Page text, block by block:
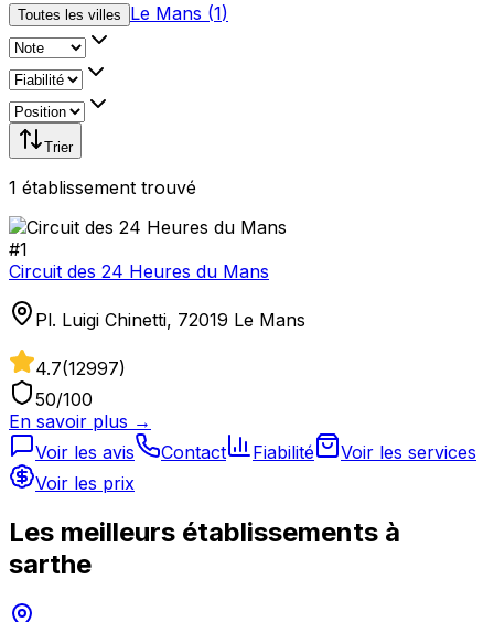
Toutes les villes Le Mans (1)
Trier
1 établissement trouvé
#1
Circuit des 24 Heures du Mans
Pl. Luigi Chinetti, 72019 Le Mans
4.7(12997)
50/100
En savoir plus →
Voir les avis
Contact Fiabilité
Voir les services
Voir les prix
Les meilleurs établissements à
sarthe